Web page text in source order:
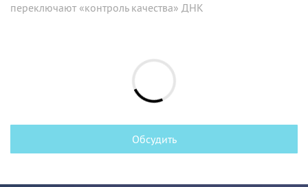
переключают «контроль качества» ДНК
Обсудить